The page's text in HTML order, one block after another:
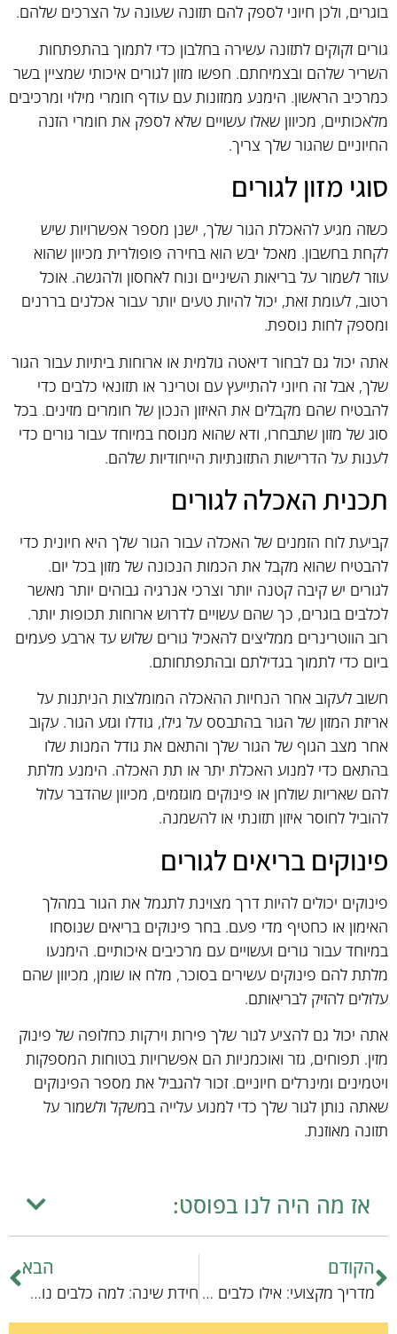
בוגרים, ולכן חיוני לספק להם תזונה שעונה על הצרכים שלהם.
גורים זקוקים לתזונה עשירה בחלבון כדי לתמוך בהתפתחות
השריר שלהם ובצמיחתם. חפשו מזון לגורים איכותי שמציין בשר
כמרכיב הראשון. הימנע ממזונות עם עודף חומרי מילוי ומרכיבים
מלאכותיים, מכיוון שאלו עשויים שלא לספק את חומרי הזנה
החיוניים שהגור שלך צריך.
סוגי מזון לגורים
כשזה מגיע להאכלת הגור שלך, ישנן מספר אפשרויות שיש
לקחת בחשבון. מאכל יבש הוא בחירה פופולרית מכיוון שהוא
עוזר לשמור על בריאות השיניים ונוח לאחסון ולהגשה. אוכל
רטוב, לעומת זאת, יכול להיות טעים יותר עבור אכלנים בררנים
ומספק לחות נוספת.
אתה יכול גם לבחור דיאטה גולמית או ארוחות ביתיות עבור הגור
שלך, אבל זה חיוני להתייעץ עם וטרינר או תזונאי כלבים כדי
להבטיח שהם מקבלים את האיזון הנכון של חומרים מזינים. בכל
סוג של מזון שתבחרו, ודא שהוא מנוסח במיוחד עבור גורים כדי
לענות על הדרישות התזונתיות הייחודיות שלהם.
תכנית האכלה לגורים
קביעת לוח הזמנים של האכלה עבור הגור שלך היא חיונית כדי
להבטיח שהוא מקבל את הכמות הנכונה של מזון בכל יום.
לגורים יש קיבה קטנה יותר וצרכי אנרגיה גבוהים יותר מאשר
לכלבים בוגרים, כך שהם עשויים לדרוש ארוחות תכופות יותר.
רוב הווטרינרים ממליצים להאכיל גורים שלוש עד ארבע פעמים
ביום כדי לתמוך בגדילתם ובהתפתחותם.
חשוב לעקוב אחר הנחיות ההאכלה המומלצות הניתנות על
אריזת המזון של הגור בהתבסס על גילו, גודלו וגזע הגור. עקוב
אחר מצב הגוף של הגור שלך והתאם את גודל המנות שלו
בהתאם כדי למנוע האכלת יתר או תת האכלה. הימנע מלתת
להם שאריות שולחן או פינוקים מוגזמים, מכיוון שהדבר עלול
להוביל לחוסר איזון תזונתי או להשמנה.
פינוקים בריאים לגורים
פינוקים יכולים להיות דרך מצוינת לתגמל את הגור במהלך
האימון או כחטיף מדי פעם. בחר פינוקים בריאים שנוסחו
במיוחד עבור גורים ועשויים עם מרכיבים איכותיים. הימנעו
מלתת להם פינוקים עשירים בסוכר, מלח או שומן, מכיוון שהם
עלולים להזיק לבריאותם.
אתה יכול גם להציע לגור שלך פירות וירקות כחלופה של פינוק
מזין. תפוחים, גזר ואוכמניות הם אפשרויות בטוחות המספקות
ויטמינים ומינרלים חיוניים. זכור להגביל את מספר הפינוקים
שאתה נותן לגור שלך כדי למנוע עלייה במשקל ולשמור על
תזונה מאוזנת.
אז מה היה לנו בפוסט:
הקודם
מדריך מקצועי: אילו כלבים זקוקים למחסום?
הבא
חידת שינה: למה כלבים נובחים בחשך?